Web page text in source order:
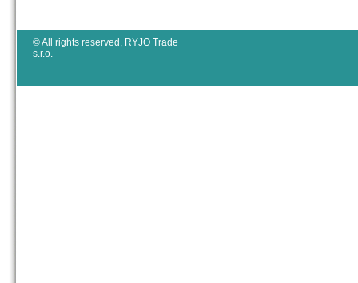
© All rights reserved, RYJO Trade
s.r.o.